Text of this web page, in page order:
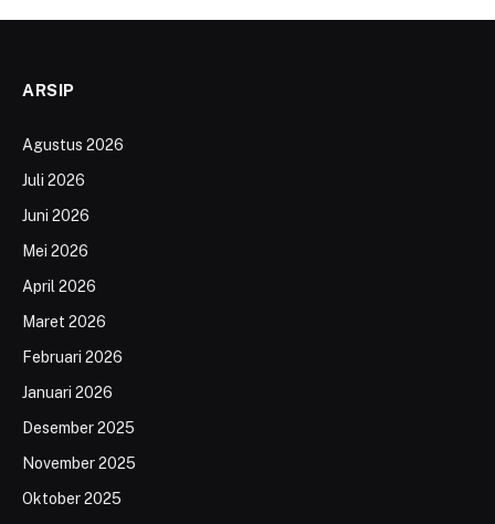
ARSIP
Agustus 2026
Juli 2026
Juni 2026
Mei 2026
April 2026
Maret 2026
Februari 2026
Januari 2026
Desember 2025
November 2025
Oktober 2025